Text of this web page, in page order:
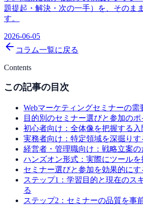
題提起・解決・次の一手）を、そのま
す。
2026-06-05
コラム一覧に戻る
Contents
この記事の目次
Webマーケティングセミナーの需
目的別のセミナー選びと参加のポ
初心者向け：全体像を把握する入
実務者向け：特定領域を深掘り
経営者・管理職向け：戦略立案
ハンズオン形式：実際にツール
セミナー選びと参加を効果的に
ステップ1：学習目的と現在のス
る
ステップ2：セミナーの品質を事